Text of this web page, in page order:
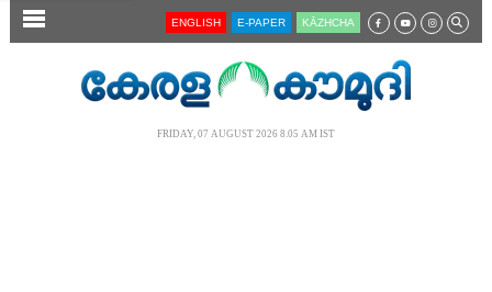
SECTIONS ENGLISH E-PAPER KĀZHCHA
FRIDAY, 07 AUGUST 2026 8.05 AM IST